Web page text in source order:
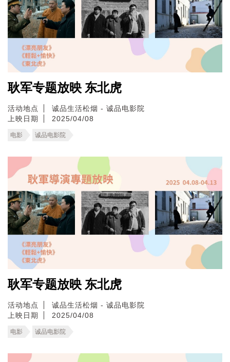
耿军专题放映 东北虎
活动地点
诚品生活松烟 - 诚品电影院
上映日期
2025/04/08
电影 诚品电影院
耿军专题放映 东北虎
活动地点
诚品生活松烟 - 诚品电影院
上映日期
2025/04/08
电影 诚品电影院